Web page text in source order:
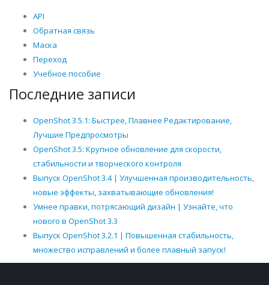
API
Обратная связь
Маска
Переход
Учебное пособие
Последние записи
OpenShot 3.5.1: Быстрее, Плавнее Редактирование,
Лучшие Предпросмотры
OpenShot 3.5: Крупное обновление для скорости,
стабильности и творческого контроля
Выпуск OpenShot 3.4 | Улучшенная производительность,
новые эффекты, захватывающие обновления!
Умнее правки, потрясающий дизайн | Узнайте, что
нового в OpenShot 3.3
Выпуск OpenShot 3.2.1 | Повышенная стабильность,
множество исправлений и более плавный запуск!